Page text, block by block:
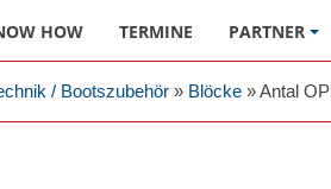
HOW TERMINE PARTNER
/ Bootszubehör » Blöcke »Antal